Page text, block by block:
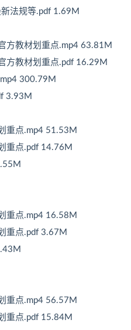
法规等.pdf 1.69M
方教材划重点.mp4 63.81M
方教材划重点.pdf 16.29M
300.79M
3.93M
重点.mp4 51.53M
重点.pdf 14.76M
重点.mp4 16.58M
重点.pdf 3.67M
重点.mp4 56.57M
重点.pdf 15.84M